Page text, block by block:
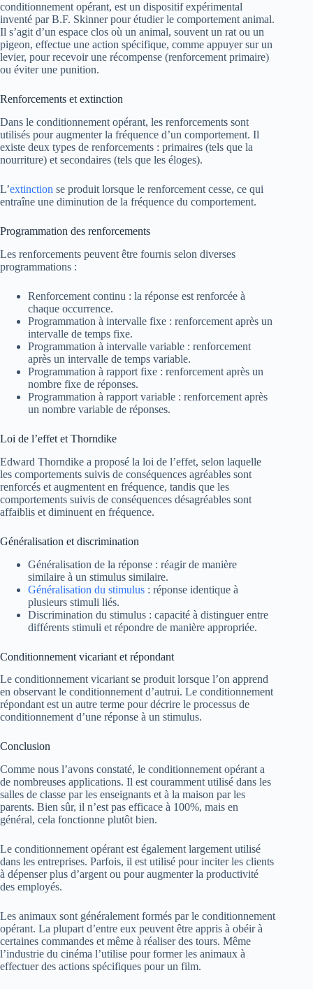
conditionnement opérant, est un dispositif expérimental
inventé par B.F. Skinner pour étudier le comportement animal.
Il s’agit d’un espace clos où un animal, souvent un rat ou un
pigeon, effectue une action spécifique, comme appuyer sur un
levier, pour recevoir une récompense (renforcement primaire)
ou éviter une punition.
Renforcements et extinction
Dans le conditionnement opérant, les renforcements sont
utilisés pour augmenter la fréquence d’un comportement. Il
existe deux types de renforcements : primaires (tels que la
nourriture) et secondaires (tels que les éloges).
L’extinction se produit lorsque le renforcement cesse, ce qui
entraîne une diminution de la fréquence du comportement.
Programmation des renforcements
Les renforcements peuvent être fournis selon diverses
programmations :
Renforcement continu : la réponse est renforcée à
chaque occurrence.
Programmation à intervalle fixe : renforcement après un
intervalle de temps fixe.
Programmation à intervalle variable : renforcement
après un intervalle de temps variable.
Programmation à rapport fixe : renforcement après un
nombre fixe de réponses.
Programmation à rapport variable : renforcement après
un nombre variable de réponses.
Loi de l’effet et Thorndike
Edward Thorndike a proposé la loi de l’effet, selon laquelle
les comportements suivis de conséquences agréables sont
renforcés et augmentent en fréquence, tandis que les
comportements suivis de conséquences désagréables sont
affaiblis et diminuent en fréquence.
Généralisation et discrimination
Généralisation de la réponse : réagir de manière
similaire à un stimulus similaire.
Généralisation du stimulus : réponse identique à
plusieurs stimuli liés.
Discrimination du stimulus : capacité à distinguer entre
différents stimuli et répondre de manière appropriée.
Conditionnement vicariant et répondant
Le conditionnement vicariant se produit lorsque l’on apprend
en observant le conditionnement d’autrui. Le conditionnement
répondant est un autre terme pour décrire le processus de
conditionnement d’une réponse à un stimulus.
Conclusion
Comme nous l’avons constaté, le conditionnement opérant a
de nombreuses applications. Il est couramment utilisé dans les
salles de classe par les enseignants et à la maison par les
parents. Bien sûr, il n’est pas efficace à 100%, mais en
général, cela fonctionne plutôt bien.
Le conditionnement opérant est également largement utilisé
dans les entreprises. Parfois, il est utilisé pour inciter les clients
à dépenser plus d’argent ou pour augmenter la productivité
des employés.
Les animaux sont généralement formés par le conditionnement
opérant. La plupart d’entre eux peuvent être appris à obéir à
certaines commandes et même à réaliser des tours. Même
l’industrie du cinéma l’utilise pour former les animaux à
effectuer des actions spécifiques pour un film.